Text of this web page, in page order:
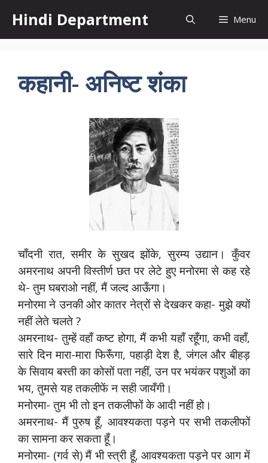
content
Hindi Department Menu
कहानी- अनिष्ट शंका
चाँदनी रात, समीर के सुखद झोंके, सुरम्य उद्यान। कुँवर
अमरनाथ अपनी विस्तीर्ण छत पर लेटे हुए मनोरमा से कह रहे
थे- तुम घबराओ नहीं, मैं जल्द आऊँगा।
मनोरमा ने उनकी ओर कातर नेत्रों से देखकर कहा- मुझे क्यों
नहीं लेते चलते ?
अमरनाथ- तुम्हें वहाँ कष्ट होगा, मैं कभी यहाँ रहूँगा, कभी वहाँ,
सारे दिन मारा-मारा फिरूँगा, पहाड़ी देश है, जंगल और बीहड़
के सिवाय बस्ती का कोसों पता नहीं, उन पर भयंकर पशुओं का
भय, तुमसे यह तकलीफें न सही जायँगी।
मनोरमा- तुम भी तो इन तकलीफों के आदी नहीं हो।
अमरनाथ- मैं पुरुष हूँ, आवश्यकता पड़ने पर सभी तकलीफों
का सामना कर सकता हूँ।
मनोरमा- (गर्व से) मैं भी स्त्री हूँ, आवश्यकता पड़ने पर आग में